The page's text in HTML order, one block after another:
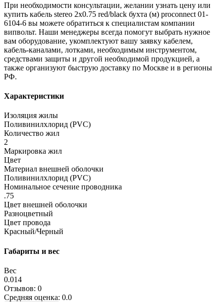
При необходимости консультации, желании узнать цену или
купить кабель stereo 2х0.75 red/black бухта (м) proconnect 01-
6104-6 вы можете обратиться к специалистам компании
випвольт. Наши менеджеры всегда помогут выбрать нужное
вам оборудование, укомплектуют вашу заявку кабелем,
кабель-каналами, лотками, необходимым инструментом,
средствами защиты и другой необходимой продукцией, а
также организуют быструю доставку по Москве и в регионы
РФ.
Характеристики
Изоляция жилы
Поливинилхлорид (PVC)
Количество жил
2
Маркировка жил
Цвет
Материал внешней оболочки
Поливинилхлорид (PVC)
Номинальное сечение проводника
.75
Цвет внешней оболочки
Разноцветный
Цвет провода
Красный/Черный
Габариты и вес
Вес
0.014
Отзывов: 0
Средняя оценка: 0.0